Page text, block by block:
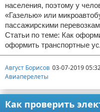
населения, поэтому у
«Газелью» или
пассажирскими
Статьи по теме: Как
оформить транспортные
Август Борисов 03-07-2019
Авиаперелеты
Как проверить